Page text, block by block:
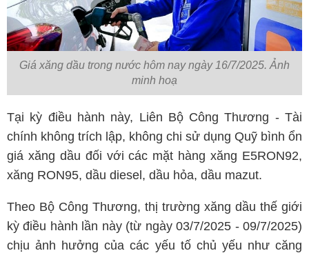
Giá xăng dầu trong nước hôm nay ngày 16/7/2025. Ảnh
minh hoạ
Tại kỳ điều hành này, Liên Bộ Công Thương - Tài
chính không trích lập, không chi sử dụng Quỹ bình ổn
giá xăng dầu đối với các mặt hàng xăng E5RON92,
xăng RON95, dầu diesel, dầu hỏa, dầu mazut.
Theo Bộ Công Thương, thị trường xăng dầu thế giới
kỳ điều hành lần này (từ ngày 03/7/2025 - 09/7/2025)
chịu ảnh hưởng của các yếu tố chủ yếu như căng